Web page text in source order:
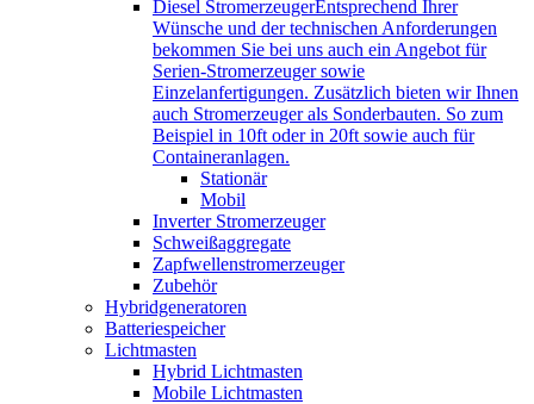
Diesel StromerzeugerEntsprechend Ihrer
Wünsche und der technischen Anforderungen
bekommen Sie bei uns auch ein Angebot für
Serien-Stromerzeuger sowie
Einzelanfertigungen. Zusätzlich bieten wir Ihnen
auch Stromerzeuger als Sonderbauten. So zum
Beispiel in 10ft oder in 20ft sowie auch für
Containeranlagen.
Stationär
Mobil
Inverter Stromerzeuger
Schweißaggregate
Zapfwellenstromerzeuger
Zubehör
Hybridgeneratoren
Batteriespeicher
Lichtmasten
Hybrid Lichtmasten
Mobile Lichtmasten